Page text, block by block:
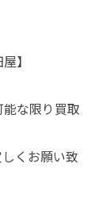
】
な限り買取
くお願い致